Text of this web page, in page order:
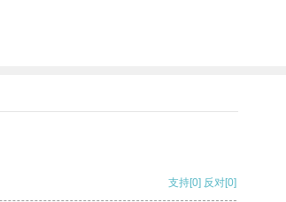
支持[0] 反对[0]